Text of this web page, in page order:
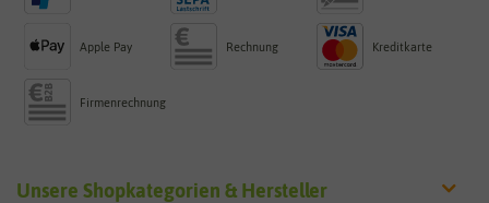
Apple Pay Rechnung Kreditkarte
Firmenrechnung
Unsere Shopkategorien & Hersteller